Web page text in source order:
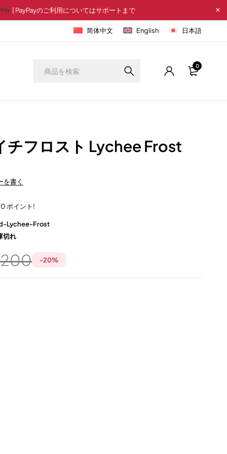
| PayPayのご利用についてはサポートまで
简体中文 English 日本語
0
チフロスト Lychee Frost
を書く
ポイント!
Lychee-Frost
切れ
-20%